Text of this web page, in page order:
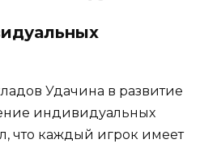
Удачина в развитие
индивидуальных
что каждый игрок имеет